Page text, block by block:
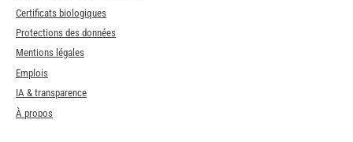
Certificats biologiques
Protections des données
Mentions légales
Emplois
IA & transparence
À propos